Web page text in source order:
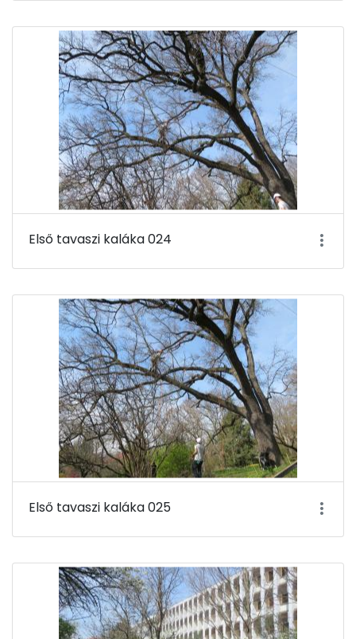
Első tavaszi kaláka 024
Első tavaszi kaláka 025